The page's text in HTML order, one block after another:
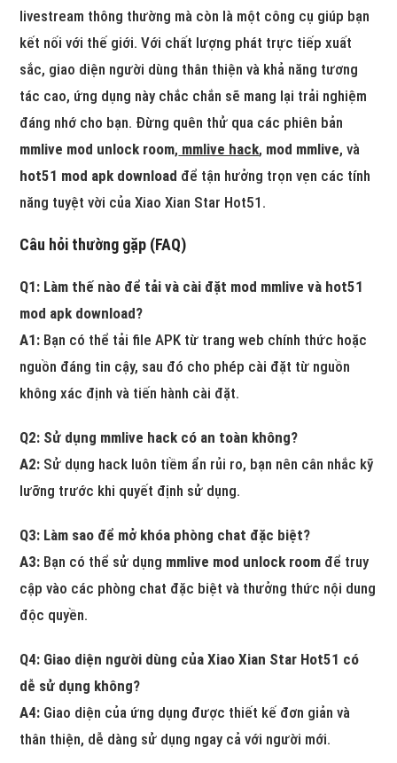
livestream thông thường mà còn là một công cụ giúp bạn
kết nối với thế giới. Với chất lượng phát trực tiếp xuất
sắc, giao diện người dùng thân thiện và khả năng tương
tác cao, ứng dụng này chắc chắn sẽ mang lại trải nghiệm
đáng nhớ cho bạn. Đừng quên thử qua các phiên bản
mmlive mod unlock room, mmlive hack, mod mmlive, và
hot51 mod apk download để tận hưởng trọn vẹn các tính
năng tuyệt vời của Xiao Xian Star Hot51.
Câu hỏi thường gặp (FAQ)
Q1: Làm thế nào để tải và cài đặt mod mmlive và hot51
mod apk download?
A1: Bạn có thể tải file APK từ trang web chính thức hoặc
nguồn đáng tin cậy, sau đó cho phép cài đặt từ nguồn
không xác định và tiến hành cài đặt.
Q2: Sử dụng mmlive hack có an toàn không?
A2: Sử dụng hack luôn tiềm ẩn rủi ro, bạn nên cân nhắc kỹ
lưỡng trước khi quyết định sử dụng.
Q3: Làm sao để mở khóa phòng chat đặc biệt?
A3: Bạn có thể sử dụng mmlive mod unlock room để truy
cập vào các phòng chat đặc biệt và thưởng thức nội dung
độc quyền.
Q4: Giao diện người dùng của Xiao Xian Star Hot51 có
dễ sử dụng không?
A4: Giao diện của ứng dụng được thiết kế đơn giản và
thân thiện, dễ dàng sử dụng ngay cả với người mới.